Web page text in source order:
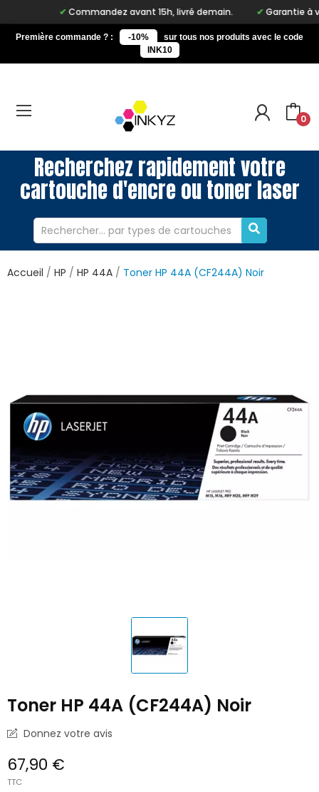
Commandez avant 15h, livré demain. Garantie à vie
Première commande ? : -10%
sur tous nos produits avec le code
INK10
0
Recherchez rapidement votre
cartouche d'encre ou toner laser
Accueil HP HP 44A Toner HP 44A (CF244A) Noir
Toner HP 44A (CF244A) Noir
Donnez votre avis
67,90 €
TTC